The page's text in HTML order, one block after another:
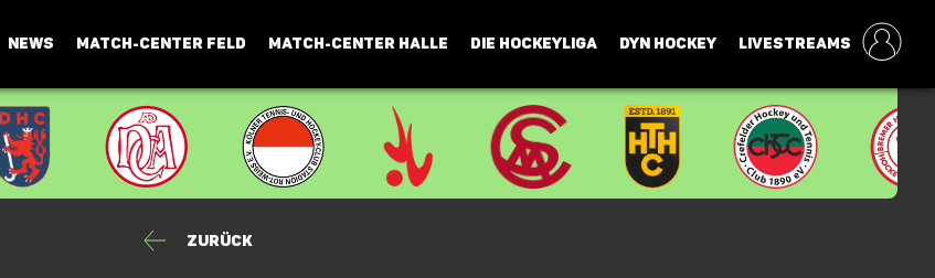
NEWS MATCH-CENTER FELD MATCH-CENTER HALLE DIE HOCKEYLIGA DYN HOCKEY LIVESTREAMS
Zurück